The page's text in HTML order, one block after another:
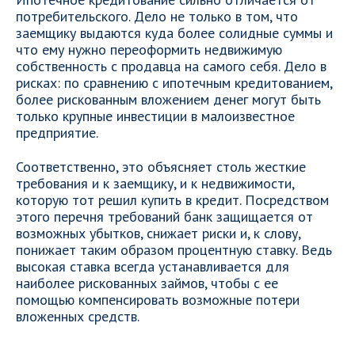
потребительского. Дело не только в том, что
заемщику выдаются куда более солидные суммы и
что ему нужно переоформить недвижимую
собственность с продавца на самого себя. Дело в
рисках: по сравнению с ипотечным кредитованием,
более рискованным вложением денег могут быть
только крупные инвестиции в малоизвестное
предприятие.
Соответственно, это объясняет столь жесткие
требования и к заемщику, и к недвижимости,
которую тот решил купить в кредит. Посредством
этого перечня требований банк защищается от
возможных убытков, снижает риски и, к слову,
понижает таким образом процентную ставку. Ведь
высокая ставка всегда устанавливается для
наиболее рискованных займов, чтобы с ее
помощью компенсировать возможные потери
вложенных средств.